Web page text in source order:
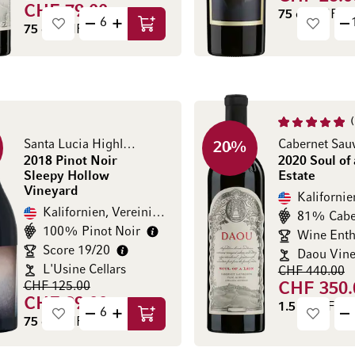
CHF 79.00
75 cl (CHF 105.33 / l) In den Warenkorb
75 cl (CHF
Santa Lucia Highlands
2018 Pinot Noir
Sleepy Hollow
Vineyard
Kalifornien, Vereinigte Staaten
100% Pinot Noir
Score 19/20
L'Usine Cellars
CHF 99.00
CHF 125.00
75 cl (CHF 132.00 / l) In den Warenkorb
2020 Soul of
Estate
20%
Daou
CHF
CHF 440.00
1.5 l (CHF